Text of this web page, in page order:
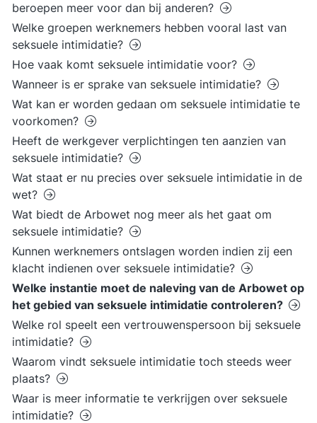
beroepen meer voor dan bij anderen?
Welke groepen werknemers hebben vooral last van
seksuele intimidatie?
Hoe vaak komt seksuele intimidatie voor?
Wanneer is er sprake van seksuele intimidatie?
Wat kan er worden gedaan om seksuele intimidatie te
voorkomen?
Heeft de werkgever verplichtingen ten aanzien van
seksuele intimidatie?
Wat staat er nu precies over seksuele intimidatie in de
wet?
Wat biedt de Arbowet nog meer als het gaat om
seksuele intimidatie?
Kunnen werknemers ontslagen worden indien zij een
klacht indienen over seksuele intimidatie?
Welke instantie moet de naleving van de Arbowet op
het gebied van seksuele intimidatie controleren?
Welke rol speelt een vertrouwenspersoon bij seksuele
intimidatie?
Waarom vindt seksuele intimidatie toch steeds weer
plaats?
Waar is meer informatie te verkrijgen over seksuele
intimidatie?